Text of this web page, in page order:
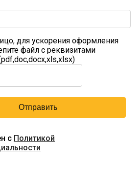
для ускорения оформления
файл с реквизитами
с Политикой